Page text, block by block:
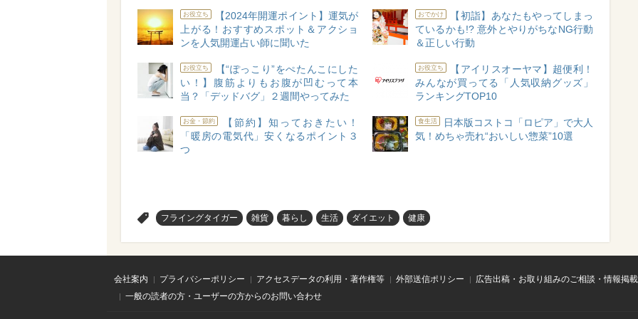
お役立ち
【2024年開運ポイント】運気が
上がる！おすすめスポット＆アクショ
ンを人気開運占い師に聞いた
おでかけ
【初詣】あなたもやってしまっ
ているかも!? 意外とやりがちなNG行動
＆正しい行動
お役立ち
【“ぽっこり”をぺたんこにした
い！】腹筋よりもお腹が凹むって本
当？「デッドバグ」２週間やってみた
お役立ち
【アイリスオーヤマ】超便利！
みんなが買ってる「人気収納グッズ」
ランキングTOP10
お金・節約
【節約】知っておきたい！
「暖房の電気代」安くなるポイント３
つ
食生活
日本版コストコ「ロピア」で大人
気！めちゃ売れ“おいしい惣菜”10選
フライングタイガー 雑貨 暮らし 生活 ダイエット 健康
会社案内 プライバシーポリシー アクセスデータの利用・著作権等 外部送信ポリシー
広告出稿・お取り組みのご相談・情報掲
一般の読者の方・ユーザーの方からのお問い合わせ